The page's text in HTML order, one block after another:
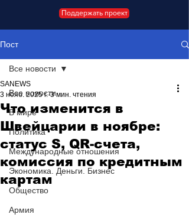
Поддержать проект
Пост
Все новости
В мире
Политика
Международные отношения
Экономика. Деньги. Бизнес
Общество
Армия
Все новости
Что изменится в
Швейцарии в ноябре:
статус S, QR-счета,
комиссия по кредитным
картам
SANEWS
3 нояб. 2025 г. 3 мин. чтения